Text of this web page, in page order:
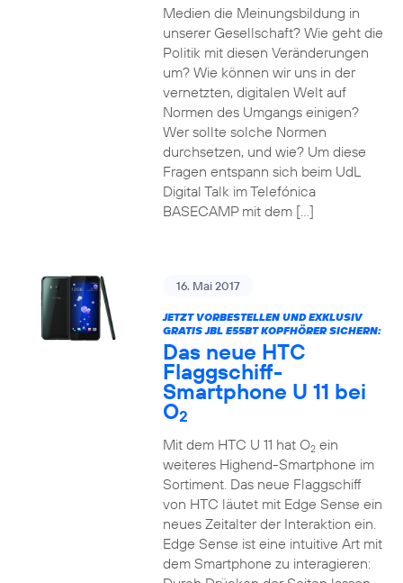
Medien die Meinungsbildung in
unserer Gesellschaft? Wie geht die
Politik mit diesen Veränderungen
um? Wie können wir uns in der
vernetzten, digitalen Welt auf
Normen des Umgangs einigen?
Wer sollte solche Normen
durchsetzen, und wie? Um diese
Fragen entspann sich beim UdL
Digital Talk im Telefónica
BASECAMP mit dem […]
16. Mai 2017
JETZT VORBESTELLEN UND EXKLUSIV
GRATIS JBL E55BT KOPFHÖRER SICHERN:
Das neue HTC
Flaggschiff-
Smartphone U 11 bei
O2
Mit dem HTC U 11 hat O2ein
weiteres Highend-Smartphone im
Sortiment. Das neue Flaggschiff
von HTC läutet mit Edge Sense ein
neues Zeitalter der Interaktion ein.
Edge Sense ist eine intuitive Art mit
dem Smartphone zu interagieren: